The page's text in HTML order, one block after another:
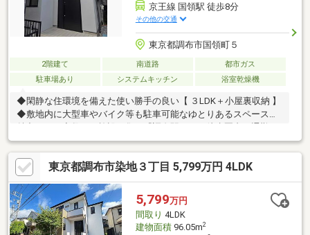
京王線 国領駅 徒歩8分
その他の交通
東京都調布市国領町５
2階建て 南道路
都市ガス
駐車場あり
システムキッチン 浴室乾燥機
◆閑静な住環境を備えた使い勝手の良い【 ３LDK＋小屋裏収納 】
◆敷地内に大型車やバイク等も駐車可能なゆとりあるスペースが
通学・ショッピングに便利な立地です。◆周辺には深大寺や多摩
川河川敷等、自然との共存を間近に感じることができます。
東京都調布市染地３丁目 5,799万円 4LDK
5,799万円
間取り 4LDK
建物面積96.05m2